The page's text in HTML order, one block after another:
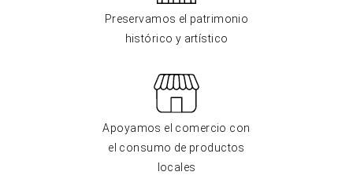
Preservamos el patrimonio
histórico y artístico
Apoyamos el comercio con
el consumo de productos
locales